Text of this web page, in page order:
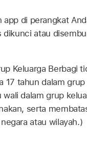
di perangkat
atau
Keluarga Berbagi
tahun dalam
dalam grup
serta
atau wilayah.)